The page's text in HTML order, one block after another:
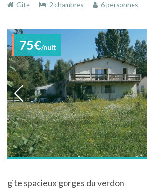
Gîte
2 chambres 6 personnes
75€/nuit
gite spacieux gorges du verdon